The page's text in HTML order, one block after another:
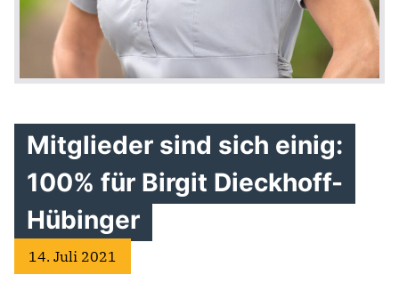
Mitglieder sind sich einig:
100% für Birgit Dieckhoff-
Hübinger
14. Juli 2021